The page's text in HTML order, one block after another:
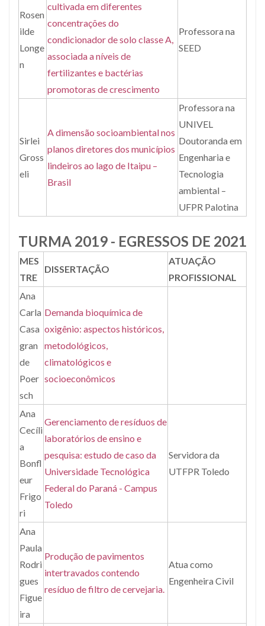
Rosen
ilde
Longe
n
cultivada em diferentes
concentrações do
condicionador de solo classe A,
associada a níveis de
fertilizantes e bactérias
promotoras de crescimento
Professora na
SEED
Sirlei
Gross
eli
A dimensão socioambiental nos
planos diretores dos municípios
lindeiros ao lago de Itaipu –
Brasil
Professora na
UNIVEL
Doutoranda em
Engenharia e
Tecnologia
ambiental –
UFPR Palotina
TURMA 2019 - EGRESSOS DE 2021
MES
TRE
DISSERTAÇÃO
ATUAÇÃO
PROFISSIONAL
Ana
Carla
Casa
gran
de
Poer
sch
Demanda bioquímica de
oxigênio: aspectos históricos,
metodológicos,
climatológicos e
socioeconômicos
Ana
Cecíli
a
Bonfl
eur
Frigo
ri
Gerenciamento de resíduos de
laboratórios de ensino e
pesquisa: estudo de caso da
Universidade Tecnológica
Federal do Paraná - Campus
Toledo
Servidora da
UTFPR Toledo
Ana
Paula
Rodri
gues
Figue
ira
Produção de pavimentos
intertravados contendo
resíduo de filtro de cervejaria.
Atua como
Engenheira Civil